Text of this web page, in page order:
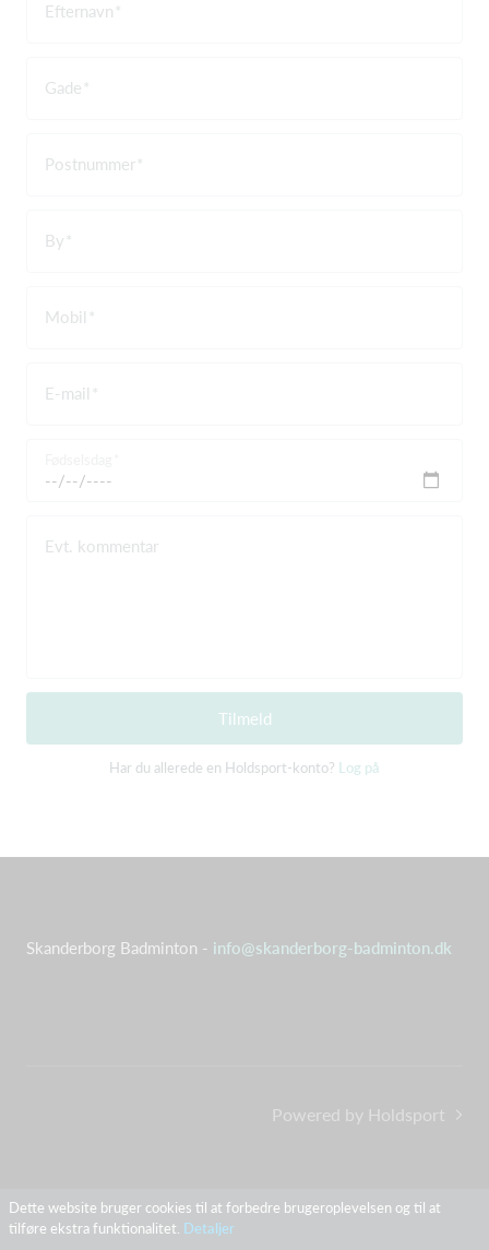
Efternavn
Gade
Postnummer
By
Mobil
E-mail
Evt. kommentar
Tilmeld
Har du allerede en Holdsport-konto? Log på
Skanderborg Badminton - info@skanderborg-badminton.dk
Powered by Holdsport
Dette website bruger cookies til at forbedre brugeroplevelsen og til at
tilføre ekstra funktionalitet. Detaljer